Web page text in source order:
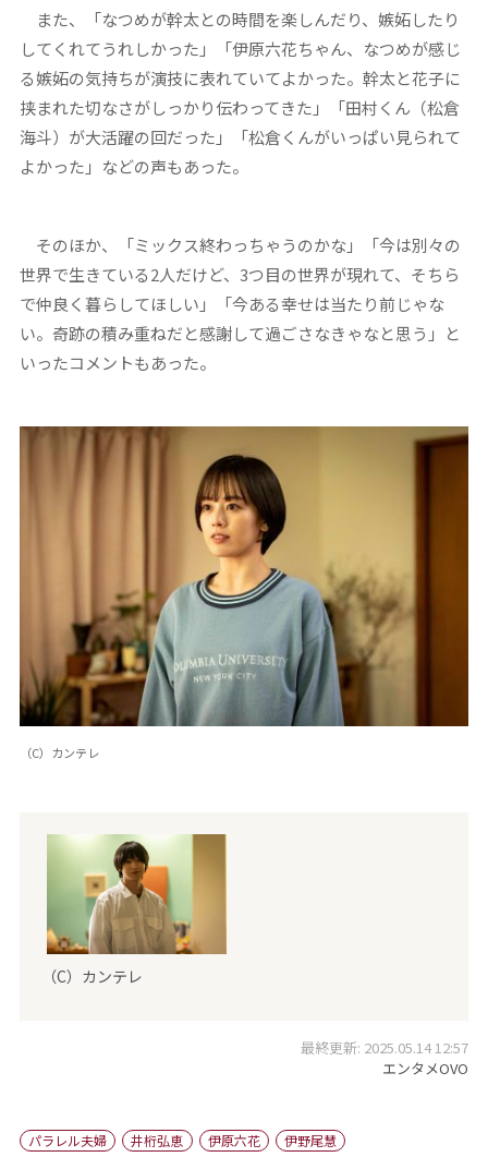
また、「なつめが幹太との時間を楽しんだり、嫉妬したり
してくれてうれしかった」「伊原六花ちゃん、なつめが感じ
る嫉妬の気持ちが演技に表れていてよかった。幹太と花子に
挟まれた切なさがしっかり伝わってきた」「田村くん（松倉
海斗）が大活躍の回だった」「松倉くんがいっぱい見られて
よかった」などの声もあった。
そのほか、「ミックス終わっちゃうのかな」「今は別々の
世界で生きている2人だけど、3つ目の世界が現れて、そちら
で仲良く暮らしてほしい」「今ある幸せは当たり前じゃな
い。奇跡の積み重ねだと感謝して過ごさなきゃなと思う」と
いったコメントもあった。
（C）カンテレ
（C）カンテレ
最終更新: 2025.05.14 12:57
エンタメOVO
パラレル夫婦 井桁弘恵 伊原六花 伊野尾慧